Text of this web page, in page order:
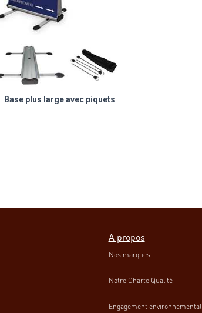
Base plus large avec piquets
A propos
Nos marques
Notre Charte Qualité
Engagement environnemental